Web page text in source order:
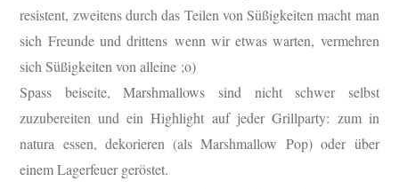
resistent, zweitens durch das Teilen von Süßigkeiten macht man
sich Freunde und drittens wenn wir etwas warten, vermehren
sich Süßigkeiten von alleine ;o)
Spass beiseite, Marshmallows sind nicht schwer selbst
zuzubereiten und ein Highlight auf jeder Grillparty: zum in
natura essen, dekorieren (als Marshmallow Pop) oder über
einem Lagerfeuer geröstet.